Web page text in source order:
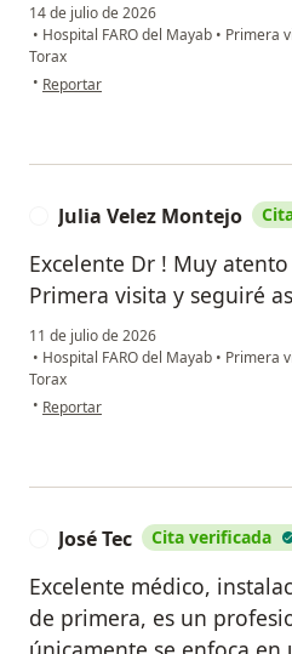
14 de julio de 2026
• Hospital FARO del Mayab • Primera
Torax
• en opinión del usuario RHB
Reportar
Julia Velez Montejo
Excelente Dr ! Muy
Primera visita y seguiré
11 de julio de 2026
• Hospital FARO del Mayab • Primera
Torax
• en opinión del usuario Julia Velez
Reportar
José Tec Cita verificada
Excelente médico,
de primera, es un